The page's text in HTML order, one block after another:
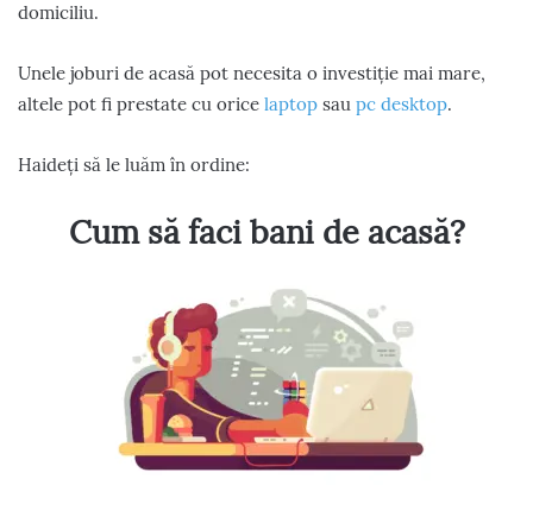
domiciliu.
Unele joburi de acasă pot necesita o investiție mai mare,
altele pot fi prestate cu orice laptop sau pc desktop.
Haideți să le luăm în ordine:
Cum să faci bani de acasă?